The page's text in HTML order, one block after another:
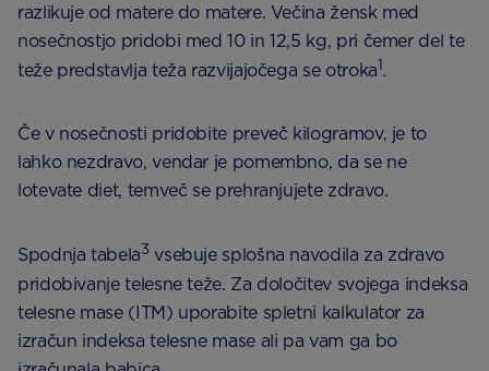
razlikuje od matere do matere. Večina žensk med
nosečnostjo pridobi med 10 in 12,5 kg, pri čemer del te
teže predstavlja teža razvijajočega se otroka1.
Če v nosečnosti pridobite preveč kilogramov, je to
lahko nezdravo, vendar je pomembno, da se ne
lotevate diet, temveč se prehranjujete zdravo.
Spodnja tabela3 vsebuje splošna navodila za zdravo
pridobivanje telesne teže. Za določitev svojega indeksa
telesne mase (ITM) uporabite spletni kalkulator za
izračun indeksa telesne mase ali pa vam ga bo